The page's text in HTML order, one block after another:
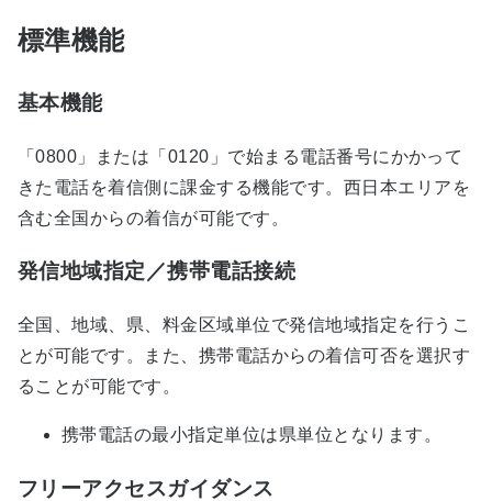
標準機能
基本機能
「0800」または「0120」で始まる電話番号にかかって
きた電話を着信側に課金する機能です。西日本エリアを
含む全国からの着信が可能です。
発信地域指定／携帯電話接続
全国、地域、県、料金区域単位で発信地域指定を行うこ
とが可能です。また、携帯電話からの着信可否を選択す
ることが可能です。
携帯電話の最小指定単位は県単位となります。
フリーアクセスガイダンス